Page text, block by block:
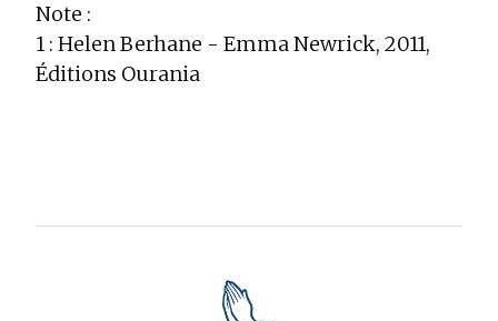
Note :
1 : Helen Berhane - Emma Newrick, 2011,
Éditions Ourania